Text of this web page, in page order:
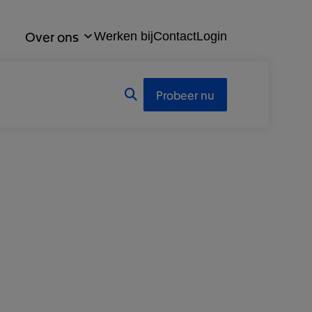
Probeer nu
Over ons Werken bijContactLogin